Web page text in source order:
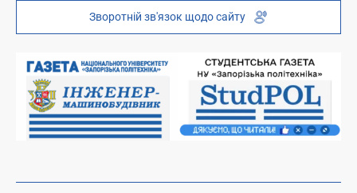
Платні послуги
Накази та розпорядження для оприлюднення
Міністерство освіти і науки України
Урядова "гаряча лінія" 1545
Зворотній зв'язок щодо сайту